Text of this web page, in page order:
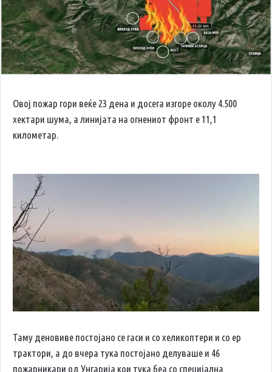
Овој пожар гори веќе 23 дена и досега изгоре околу 4.500
хектари шума, а линијата на огнениот фронт е 11,1
километар.
Таму деновиве постојано се гаси и со хеликоптери и со ер
трактори, а до вчера тука постојано делуваше и 46
пожарникари од Унгарија кои тука беа со специјална